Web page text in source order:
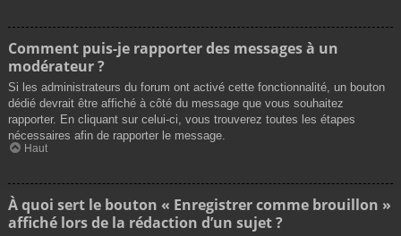
Comment puis-je rapporter des messages à un
modérateur ?
Si les administrateurs du forum ont activé cette fonctionnalité, un bouton
dédié devrait être affiché à côté du message que vous souhaitez
rapporter. En cliquant sur celui-ci, vous trouverez toutes les étapes
nécessaires afin de rapporter le message.
Haut
À quoi sert le bouton « Enregistrer comme brouillon »
affiché lors de la rédaction d’un sujet ?